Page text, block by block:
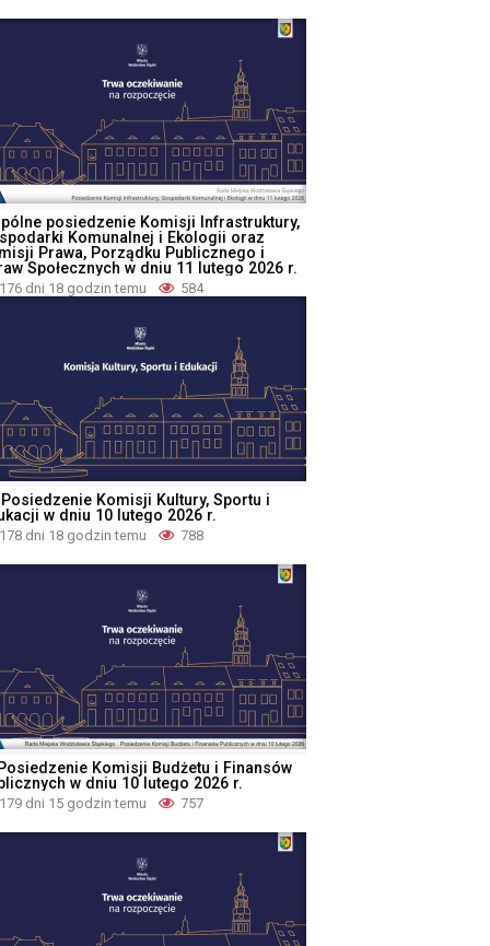
posiedzenie Komisji Infrastruktury,
Komunalnej i Ekologii oraz
Prawa, Porządku Publicznego i
Społecznych w dniu 11 lutego 2026 r.
176 dni 18 godzin temu 584
Komisji Kultury, Sportu i
w dniu 10 lutego 2026 r.
178 dni 18 godzin temu 788
Komisji Budżetu i Finansów
w dniu 10 lutego 2026 r.
179 dni 15 godzin temu 757